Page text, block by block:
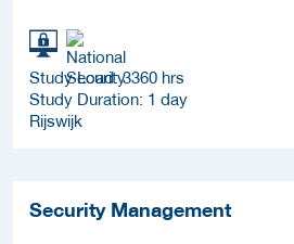
Study Load: 3360 hrs
Study Duration: 1 day
Rijswijk
Security Management